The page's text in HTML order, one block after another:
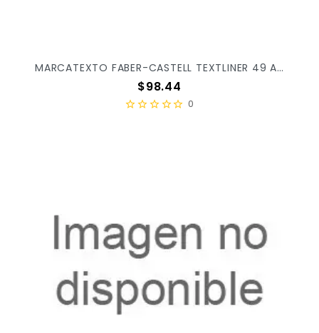
MARCATEXTO FABER-CASTELL TEXTLINER 49 AMARILLO C/12PZ 554907
Precio
$98.44
0